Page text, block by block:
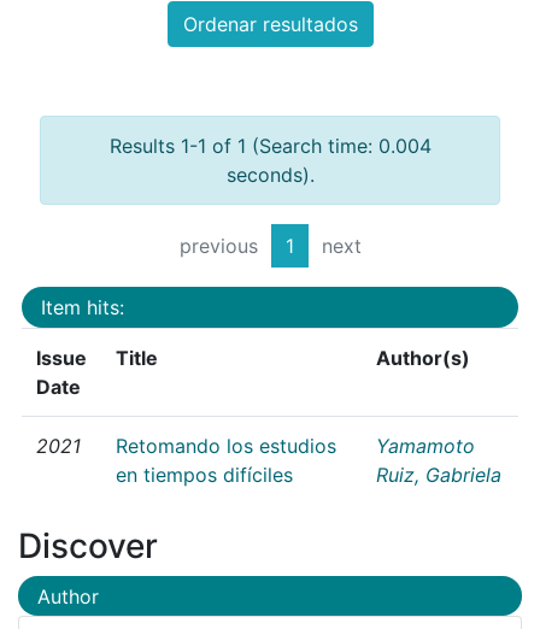
Ordenar resultados
Results 1-1 of 1 (Search time: 0.004
seconds).
previous 1 next
Item hits:
Issue
Date
Title Author(s)
2021
Retomando los estudios
en tiempos difíciles
Yamamoto
Ruiz, Gabriela
Discover
Author